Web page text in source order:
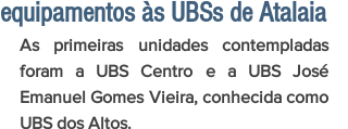
equipamentos às UBSs de Atalaia
As primeiras unidades contempladas
foram a UBS Centro e a UBS José
Emanuel Gomes Vieira, conhecida como
UBS dos Altos.